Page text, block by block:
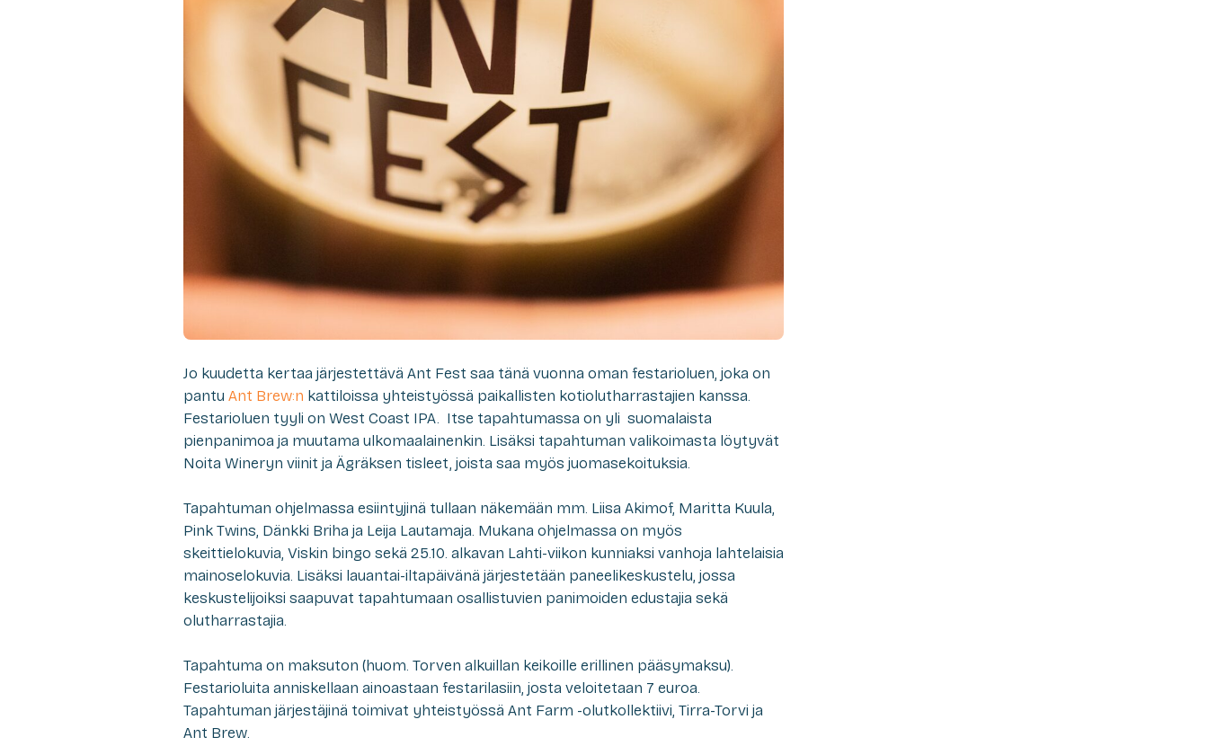
Jo kuudetta kertaa järjestettävä Ant Fest saa tänä vuonna oman festarioluen, joka on
pantu Ant Brew:n kattiloissa yhteistyössä paikallisten kotiolutharrastajien kanssa.
Festarioluen tyyli on West Coast IPA. Itse tapahtumassa on yli suomalaista
pienpanimoa ja muutama ulkomaalainenkin. Lisäksi tapahtuman valikoimasta löytyvät
Noita Wineryn viinit ja Ägräksen tisleet, joista saa myös juomasekoituksia.
Tapahtuman ohjelmassa esiintyjinä tullaan näkemään mm. Liisa Akimof, Maritta Kuula,
Pink Twins, Dänkki Briha ja Leija Lautamaja. Mukana ohjelmassa on myös
skeittielokuvia, Viskin bingo sekä 25.10. alkavan Lahti-viikon kunniaksi vanhoja lahtelaisia
mainoselokuvia. Lisäksi lauantai-iltapäivänä järjestetään paneelikeskustelu, jossa
keskustelijoiksi saapuvat tapahtumaan osallistuvien panimoiden edustajia sekä
olutharrastajia.
Tapahtuma on maksuton (huom. Torven alkuillan keikoille erillinen pääsymaksu).
Festarioluita anniskellaan ainoastaan festarilasiin, josta veloitetaan 7 euroa.
Tapahtuman järjestäjinä toimivat yhteistyössä Ant Farm -olutkollektiivi, Tirra-Torvi ja
Ant Brew.